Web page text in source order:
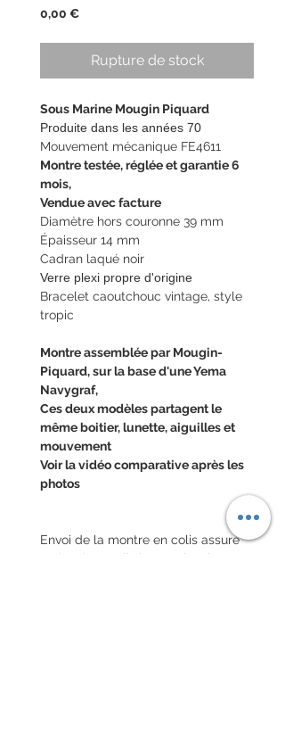
0,00 €Prix
Rupture de stock
Sous Marine Mougin Piquard
Produite dans les années 70
Mouvement mécanique FE4611
Montre testée, réglée et garantie 6
mois,
Vendue avec facture
Diamètre hors couronne 39 mm
Épaisseur 14 mm
Cadran laqué noir
Verre plexi propre d'origine
Bracelet caoutchouc vintage, style
tropic
Montre assemblée par Mougin-
Piquard, sur la base d'une Yema
Navygraf,
Ces deux modèles partagent le
même boitier, lunette, aiguilles et
mouvement
Voir la vidéo comparative après les
photos
Envoi de la montre en colis assuré
national et colis international avec